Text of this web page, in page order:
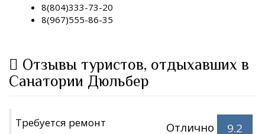
8(804)333-73-20
8(967)555-86-35
Отзывы туристов, отдыхавших в
Санатории Дюльбер
Требуется ремонт Отлично 9.2